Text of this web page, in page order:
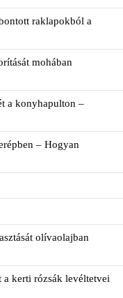
raklapokból a
mohában
a konyhapulton –
– Hogyan
olívaolajban
kerti rózsák levéltetvei